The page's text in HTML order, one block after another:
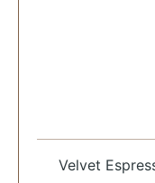
Velvet